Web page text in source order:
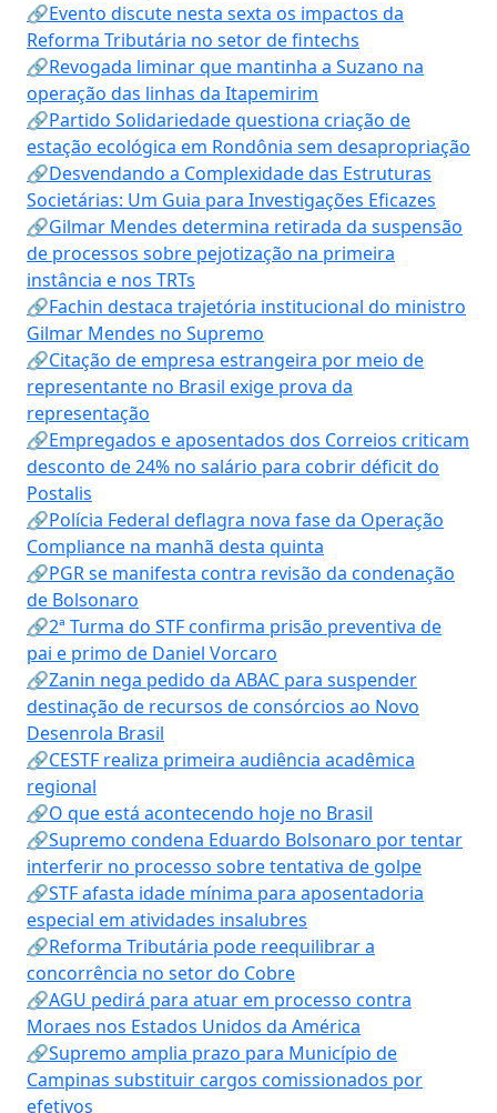
🔗Evento discute nesta sexta os impactos da
Reforma Tributária no setor de fintechs
🔗Revogada liminar que mantinha a Suzano na
operação das linhas da Itapemirim
🔗Partido Solidariedade questiona criação de
estação ecológica em Rondônia sem desapropriação
🔗Desvendando a Complexidade das Estruturas
Societárias: Um Guia para Investigações Eficazes
🔗Gilmar Mendes determina retirada da suspensão
de processos sobre pejotização na primeira
instância e nos TRTs
🔗Fachin destaca trajetória institucional do ministro
Gilmar Mendes no Supremo
🔗Citação de empresa estrangeira por meio de
representante no Brasil exige prova da
representação
🔗Empregados e aposentados dos Correios criticam
desconto de 24% no salário para cobrir déficit do
Postalis
🔗Polícia Federal deflagra nova fase da Operação
Compliance na manhã desta quinta
🔗PGR se manifesta contra revisão da condenação
de Bolsonaro
🔗2ª Turma do STF confirma prisão preventiva de
pai e primo de Daniel Vorcaro
🔗Zanin nega pedido da ABAC para suspender
destinação de recursos de consórcios ao Novo
Desenrola Brasil
🔗CESTF realiza primeira audiência acadêmica
regional
🔗O que está acontecendo hoje no Brasil
🔗Supremo condena Eduardo Bolsonaro por tentar
interferir no processo sobre tentativa de golpe
🔗STF afasta idade mínima para aposentadoria
especial em atividades insalubres
🔗Reforma Tributária pode reequilibrar a
concorrência no setor do Cobre
🔗AGU pedirá para atuar em processo contra
Moraes nos Estados Unidos da América
🔗Supremo amplia prazo para Município de
Campinas substituir cargos comissionados por
efetivos